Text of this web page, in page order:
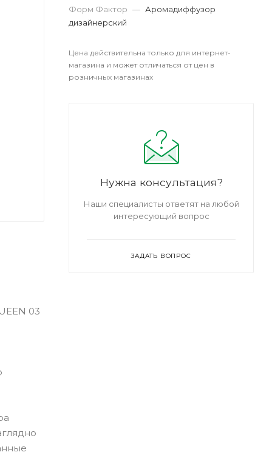
03
Форм Фактор — Аромадиффузор
дизайнерский
Цена действительна только для интернет-
магазина и может отличаться от цен в
розничных магазинах
Нужна консультация?
Наши специалисты ответят на любой
интересующий вопрос
ЗАДАТЬ ВОПРОС